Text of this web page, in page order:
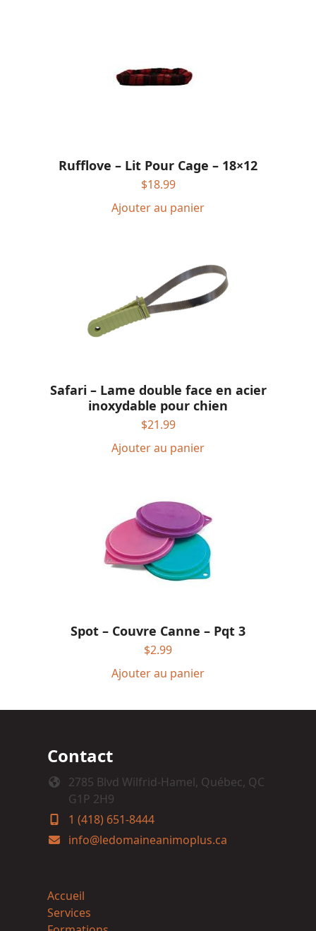
Rufflove – Lit Pour Cage – 18×12
$18.99
Ajouter au panier
Safari – Lame double face en acier
inoxydable pour chien
$21.99
Ajouter au panier
Spot – Couvre Canne – Pqt 3
$2.99
Ajouter au panier
Contact
2785 Blvd Wilfrid-Hamel, Québec, QC
G1P 2H9
1 (418) 651-8444
info@ledomaineanimoplus.ca
Accueil
Services